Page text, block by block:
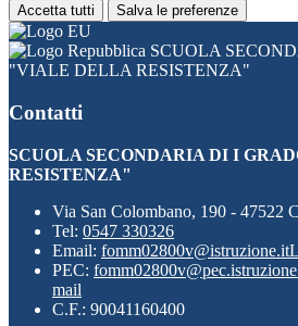
Accetta tutti Salva le preferenze
SCUOLA
"VIALE DELLA RESISTENZA"
Contatti
SCUOLA SECONDARIA DI I
RESISTENZA"
Via San Colombano, 190 - 47522
Tel: 0547 330326
Email: fomm02800v@istruzione.it
PEC:
mail
C.F.: 90041160400